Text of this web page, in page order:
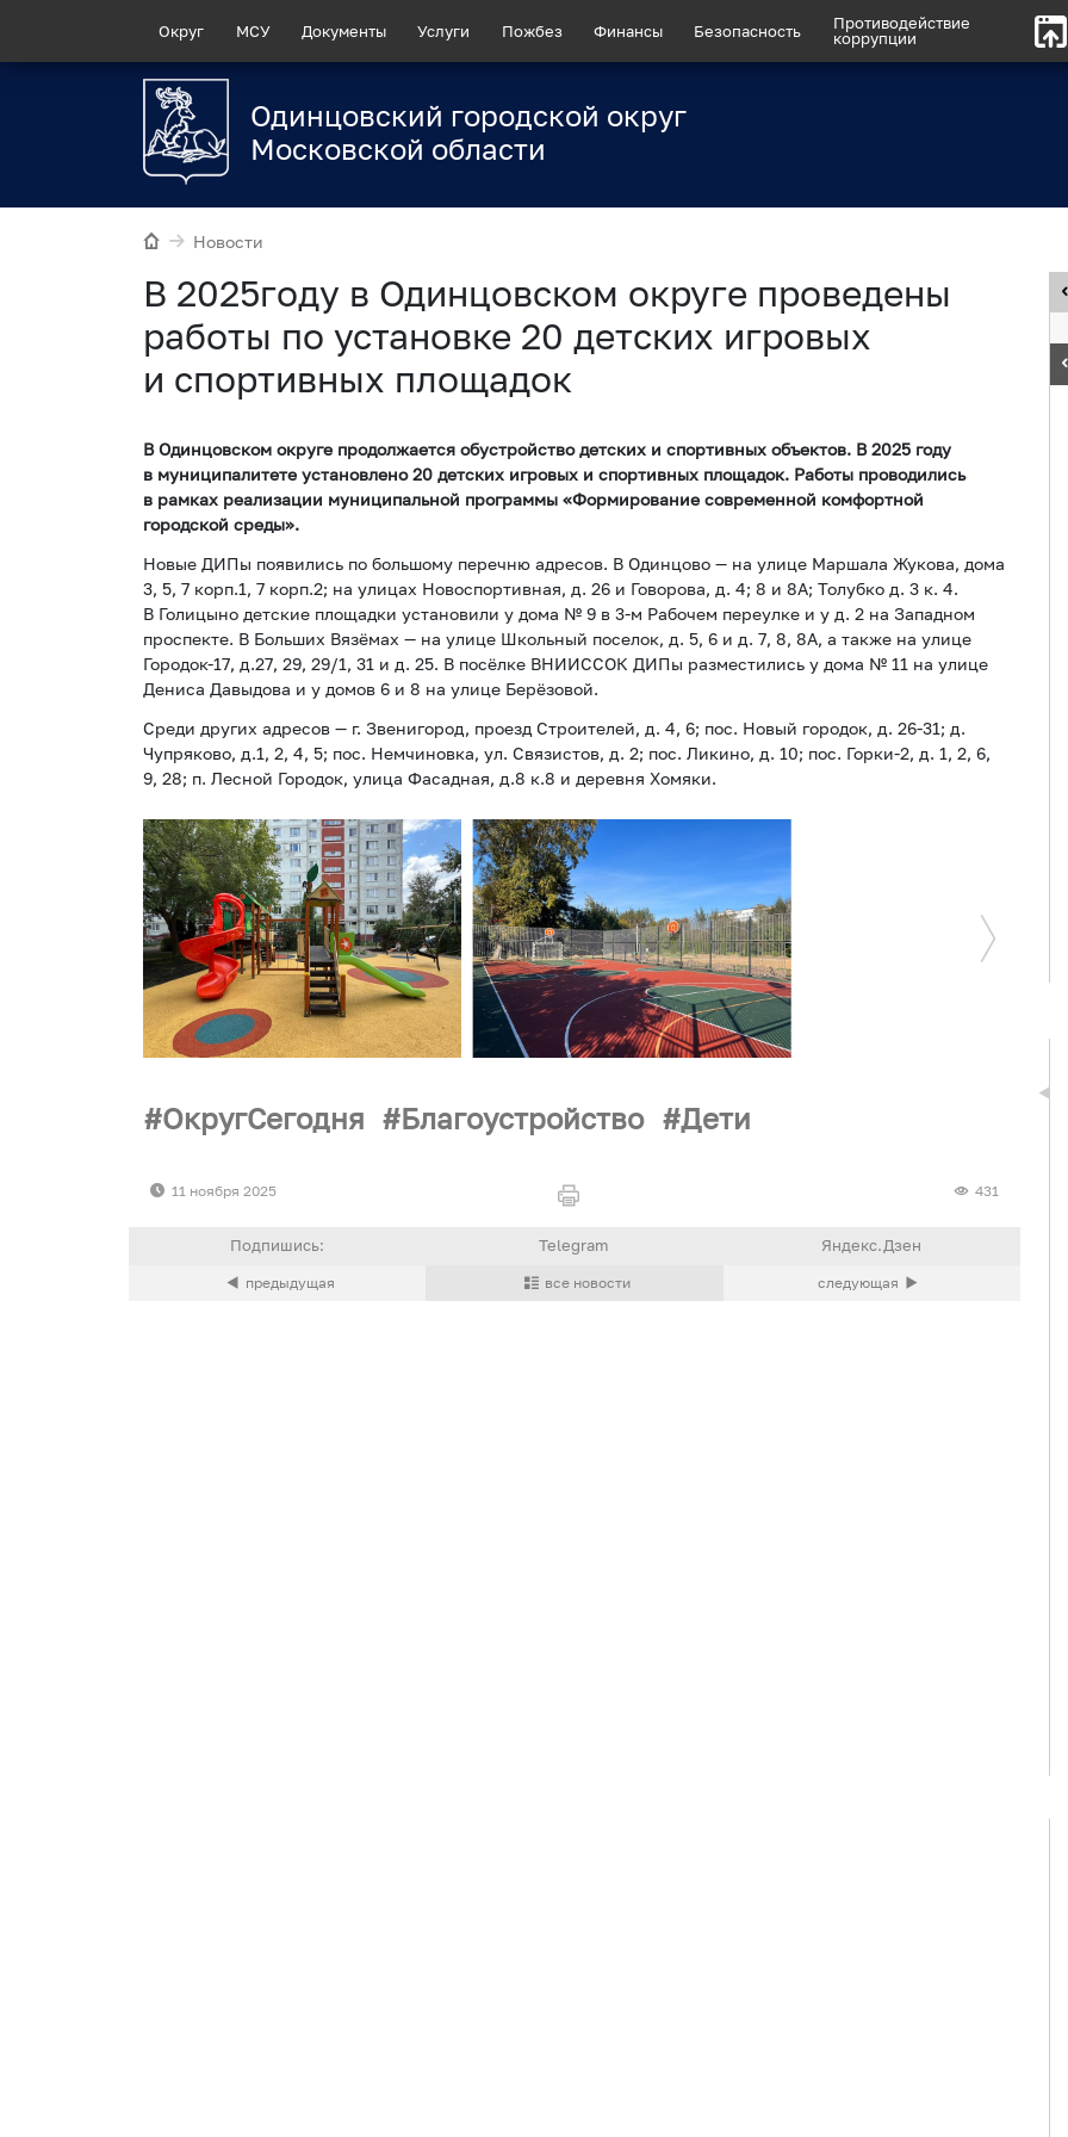
Округ МСУ Документы Услуги Пожбез Финансы Безопасность
Противодействие
коррупции
Одинцовский городской округ
Московской области
Новости
В 2025году в Одинцовском округе проведены
работы по установке 20 детских игровых
и спортивных площадок
В Одинцовском округе продолжается обустройство детских и спортивных объектов. В 2025 году
в муниципалитете установлено 20 детских игровых и спортивных площадок. Работы проводились
в рамках реализации муниципальной программы «Формирование современной комфортной
городской среды».
Новые ДИПы появились по большому перечню адресов. В Одинцово — на улице Маршала Жукова, дома
3, 5, 7 корп.1, 7 корп.2; на улицах Новоспортивная, д. 26 и Говорова, д. 4; 8 и 8А; Толубко д. 3 к. 4.
В Голицыно детские площадки установили у дома № 9 в 3-м Рабочем переулке и у д. 2 на Западном
проспекте. В Больших Вязёмах — на улице Школьный поселок, д. 5, 6 и д. 7, 8, 8А, а также на улице
Городок-17, д.27, 29, 29/1, 31 и д. 25. В посёлке ВНИИССОК ДИПы разместились у дома № 11 на улице
Дениса Давыдова и у домов 6 и 8 на улице Берёзовой.
Среди других адресов — г. Звенигород, проезд Строителей, д. 4, 6; пос. Новый городок, д. 26-31; д.
Чупряково, д.1, 2, 4, 5; пос. Немчиновка, ул. Связистов, д. 2; пос. Ликино, д. 10; пос. Горки-2, д. 1, 2, 6,
9, 28; п. Лесной Городок, улица Фасадная, д.8 к.8 и деревня Хомяки.
ОкругСегодня Благоустройство Дети
11 ноября 2025 431